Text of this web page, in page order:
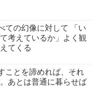
ての幻像に対して 「い
考えているか」よく観
てくる
ことを諦めれば、それ
あとは普通に暮らせば